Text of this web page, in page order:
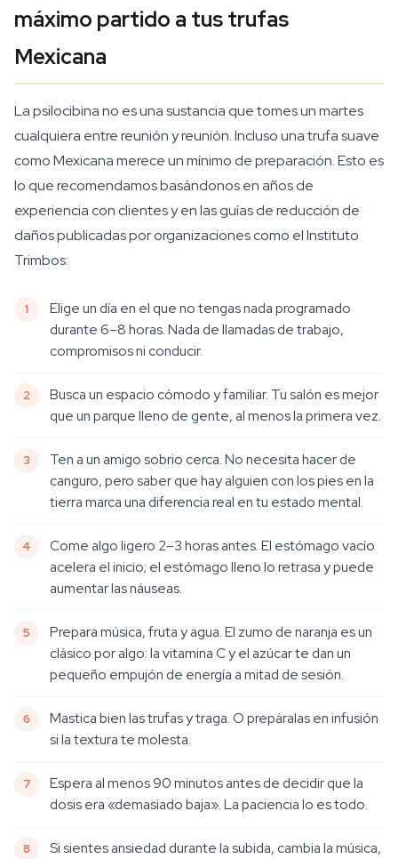
máximo partido a tus trufas
Mexicana
La psilocibina no es una sustancia que tomes un martes
cualquiera entre reunión y reunión. Incluso una trufa suave
como Mexicana merece un mínimo de preparación. Esto es
lo que recomendamos basándonos en años de
experiencia con clientes y en las guías de reducción de
daños publicadas por organizaciones como el Instituto
Trimbos:
Elige un día en el que no tengas nada programado
durante 6–8 horas. Nada de llamadas de trabajo,
compromisos ni conducir.
Busca un espacio cómodo y familiar. Tu salón es mejor
que un parque lleno de gente, al menos la primera vez.
Ten a un amigo sobrio cerca. No necesita hacer de
canguro, pero saber que hay alguien con los pies en la
tierra marca una diferencia real en tu estado mental.
Come algo ligero 2–3 horas antes. El estómago vacío
acelera el inicio; el estómago lleno lo retrasa y puede
aumentar las náuseas.
Prepara música, fruta y agua. El zumo de naranja es un
clásico por algo: la vitamina C y el azúcar te dan un
pequeño empujón de energía a mitad de sesión.
Mastica bien las trufas y traga. O prepáralas en infusión
si la textura te molesta.
Espera al menos 90 minutos antes de decidir que la
dosis era «demasiado baja». La paciencia lo es todo.
Si sientes ansiedad durante la subida, cambia la música,